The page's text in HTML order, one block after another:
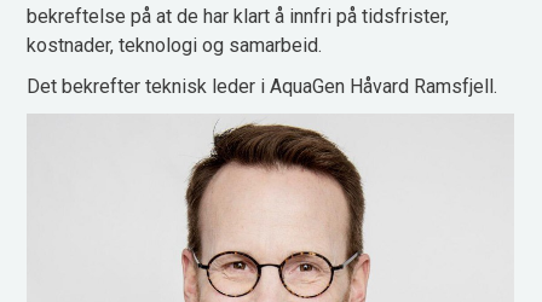
bekreftelse på at de har klart å innfri på tidsfrister,
kostnader, teknologi og samarbeid.
Det bekrefter teknisk leder i AquaGen Håvard Ramsfjell.